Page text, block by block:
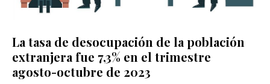
La tasa de desocupación de la población
extranjera fue 7,3% en el trimestre
agosto-octubre de 2023